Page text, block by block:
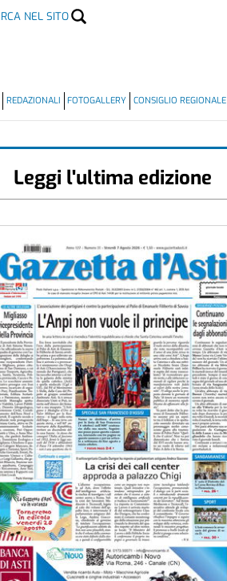
NEL SITO
REDAZIONALI FOTOGALLERY CONSIGLIO REGIONALE
Leggi l'ultima edizione